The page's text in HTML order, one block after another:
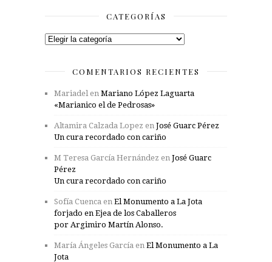
CATEGORÍAS
Categorías
COMENTARIOS RECIENTES
Mariadel en Mariano López Laguarta
«Marianico el de Pedrosas»
Altamira Calzada Lopez en José Guarc Pérez
Un cura recordado con cariño
M Teresa García Hernández en José Guarc
Pérez
Un cura recordado con cariño
Sofía Cuenca en El Monumento a La Jota
forjado en Ejea de los Caballeros
por Argimiro Martín Alonso.
María Ángeles García en El Monumento a La
Jota